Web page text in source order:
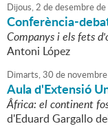
Dijous,2 dedesembrede
Conferència-
Companys i els fets
Antoni López
Dimarts,30 de novembre
Aula d'Extensió
Âfrica: el continent
d'Eduard Gargallo